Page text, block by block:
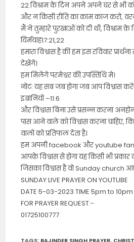
22.विश्राम के दिन अपने अपने घर से भी
और न किसी रीति का काम काज करो,
मैं ने तुम्हारे पुरखाओं को दी थी, विश्राम के
यिर्मयाह17:21,22
हमारा विश्वास है की हम इस रविवार
देखेंगे।
हम मिलेंगे परमेश्वर की उपस्तिथि मे।
नोट: यह सब जब होगा जब आप विश्वास
इब्रानियों –11:6
और विश्वास बिना उसे प्रसन्न करना
पास आने वाले को विश्वास करना
वालों को प्रतिफल देता है।
हम अपनी facebook और youtube
आपके विश्वास से होगा यह किसी भी
जिसका विश्वास है वो Sunday church
SUNDAY LIVE PRAYER ON YOUTUBE
DATE 5-03-2023 TIME 5pm to 10pm
FOR PRAYER REQUEST:-
01725100777